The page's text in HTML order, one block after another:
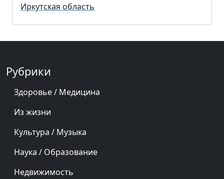
Иркутская область
Рубрики
Здоровье / Медицина
Из жизни
Культура / Музыка
Наука / Образование
Недвижимость